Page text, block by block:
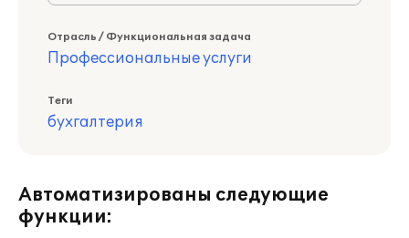
Отрасль / Функциональная задача
Профессиональные услуги
Теги
бухгалтерия
Автоматизированы следующие
функции: